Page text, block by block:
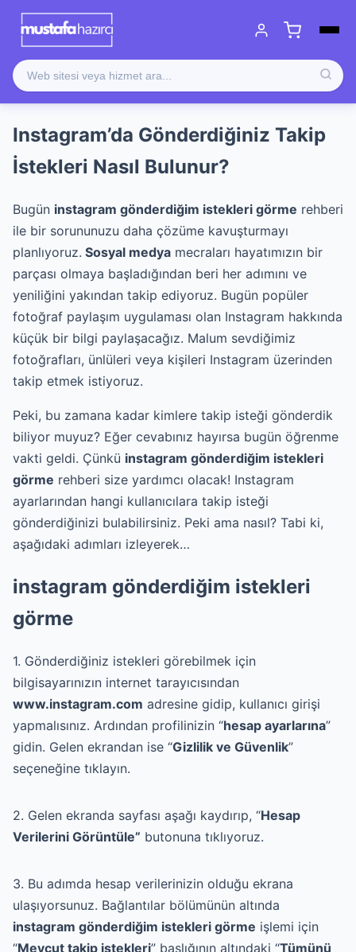
Instagram’da Gönderdiğiniz Takip
İstekleri Nasıl Bulunur?
Bugün instagram gönderdiğim istekleri görme rehberi
ile bir sorununuzu daha çözüme kavuşturmayı
planlıyoruz. Sosyal medya mecraları hayatımızın bir
parçası olmaya başladığından beri her adımını ve
yeniliğini yakından takip ediyoruz. Bugün popüler
fotoğraf paylaşım uygulaması olan Instagram hakkında
küçük bir bilgi paylaşacağız. Malum sevdiğimiz
fotoğrafları, ünlüleri veya kişileri Instagram üzerinden
takip etmek istiyoruz.
Peki, bu zamana kadar kimlere takip isteği gönderdik
biliyor muyuz? Eğer cevabınız hayırsa bugün öğrenme
vakti geldi. Çünkü instagram gönderdiğim istekleri
görme rehberi size yardımcı olacak! Instagram
ayarlarından hangi kullanıcılara takip isteği
gönderdiğinizi bulabilirsiniz. Peki ama nasıl? Tabi ki,
aşağıdaki adımları izleyerek…
instagram gönderdiğim istekleri
görme
1. Gönderdiğiniz istekleri görebilmek için
bilgisayarınızın internet tarayıcısından
www.instagram.com adresine gidip, kullanıcı girişi
yapmalısınız. Ardından profilinizin “hesap ayarlarına”
gidin. Gelen ekrandan ise “Gizlilik ve Güvenlik”
seçeneğine tıklayın.
2. Gelen ekranda sayfası aşağı kaydırıp, “Hesap
Verilerini Görüntüle” butonuna tıklıyoruz.
3. Bu adımda hesap verilerinizin olduğu ekrana
ulaşıyorsunuz. Bağlantılar bölümünün altında
instagram gönderdiğim istekleri görme işlemi için
“Mevcut takip istekleri” başlığının altındaki “Tümünü